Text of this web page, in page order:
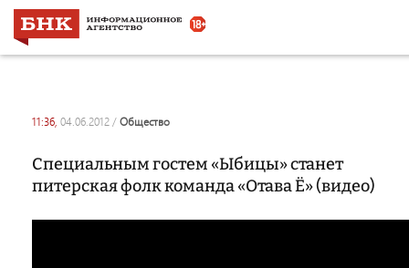
11:36, 04.06.2012 / общество
Специальным гостем «Ыбицы» станет
питерская фолк команда «Отава Ё» (видео)